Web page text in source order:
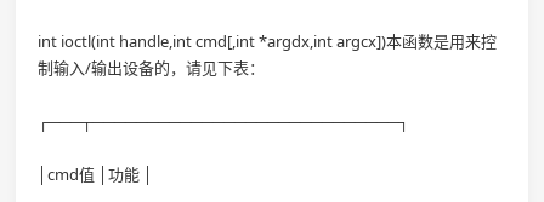
int ioctl(int handle,int cmd[,int *argdx,int argcx])本函数是用来控
制输入/输出设备的，请见下表：
┌───┬────────────────────────────┐
│cmd值 │功能 │